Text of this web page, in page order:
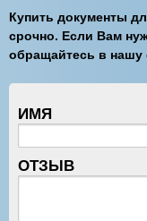
Купить документы
срочно. Если Вам
обращайтесь в нашу
ИМЯ
ОТЗЫВ